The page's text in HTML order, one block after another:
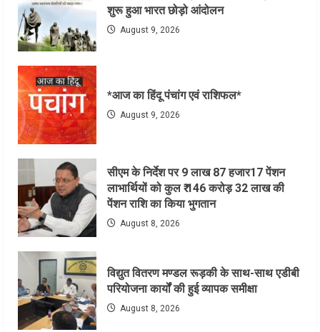
शुरू हुआ भारत छोड़ो आंदोलन
August 9, 2026
*आज का हिंदू पंचांग एवं राशिफल*
August 9, 2026
सीएम के निर्देश पर 9 लाख 87 हजार17 पेंशन
लाभार्थियों को कुल ₹ 146 करोड़ 32 लाख की
पेंशन राशि का किया भुगतान
August 8, 2026
विद्युत वितरण मण्डल रूड़की के साथ-साथ एडीबी
परियोजना कार्यों की हुई व्यापक समीक्षा
August 8, 2026